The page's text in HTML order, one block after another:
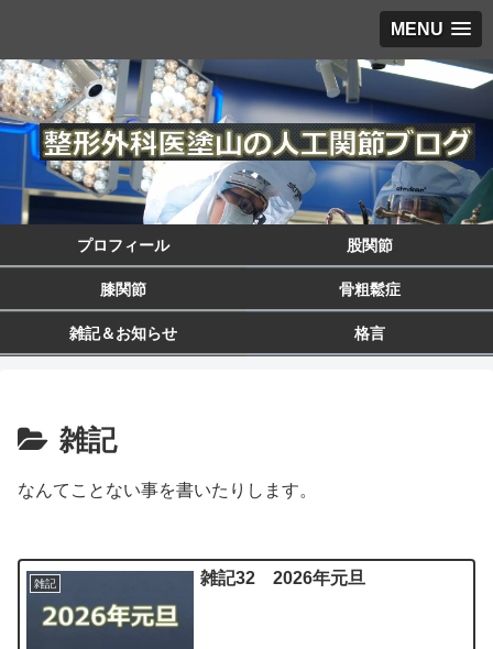
MENU
プロフィール 股関節
膝関節 骨粗鬆症
雑記＆お知らせ 格言
雑記
なんてことない事を書いたりします。
雑記 雑記32 2026年元旦